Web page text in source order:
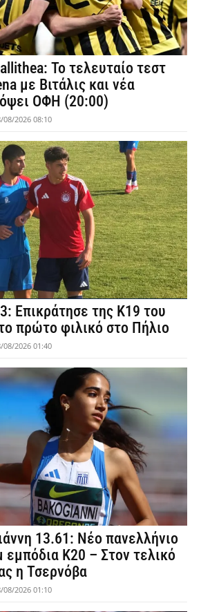
Το τελευταίο τεστ
με Βιτάλις και νέα
ΟΦΗ (20:00)
08/2026 08:10
Επικράτησε της Κ19 του
πρώτο φιλικό στο Πήλιο
08/2026 01:40
13.61: Νέο πανελλήνιο
εμπόδια Κ20 – Στον τελικό
η Τσερνόβα
08/2026 01:10